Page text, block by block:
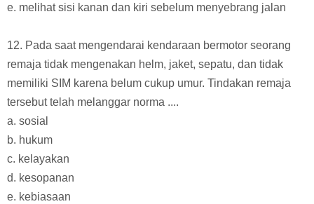
e. melihat sisi kanan dan kiri sebelum menyebrang jalan
12. Pada saat mengendarai kendaraan bermotor seorang
remaja tidak mengenakan helm, jaket, sepatu, dan tidak
memiliki SIM karena belum cukup umur. Tindakan remaja
tersebut telah melanggar norma ....
a. sosial
b. hukum
c. kelayakan
d. kesopanan
e. kebiasaan